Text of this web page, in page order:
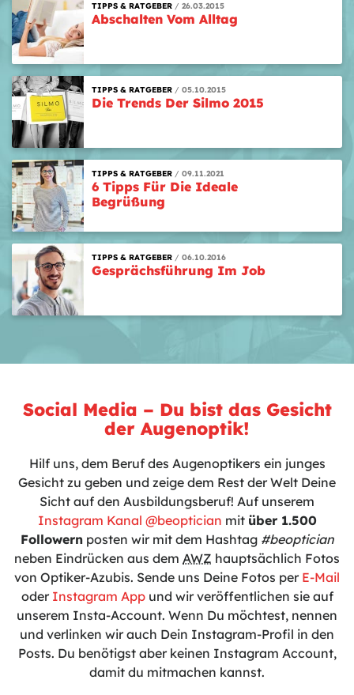
TIPPS & RATGEBER 26.03.2015
Abschalten Vom Alltag
TIPPS & RATGEBER 05.10.2015
Die Trends Der Silmo 2015
TIPPS & RATGEBER 09.11.2021
6 Tipps Für Die Ideale
Begrüßung
TIPPS & RATGEBER 06.10.2016
Gesprächsführung Im Job
Social Media – Du bist das Gesicht
der Augenoptik!
Hilf uns, dem Beruf des Augenoptikers ein junges
Gesicht zu geben und zeige dem Rest der Welt Deine
Sicht auf den Ausbildungsberuf! Auf unserem
Instagram Kanal @beoptician mit über 1.500
Followernposten wir mit dem Hashtag #beoptician
neben Eindrücken aus dem AWZ hauptsächlich Fotos
von Optiker-Azubis. Sende uns Deine Fotos per E-Mail
oder Instagram Appund wir veröffentlichen sie auf
unserem Insta-Account. Wenn Du möchtest, nennen
und verlinken wir auch Dein Instagram-Profil in den
Posts. Du benötigst aber keinen Instagram Account,
damit du mitmachen kannst.